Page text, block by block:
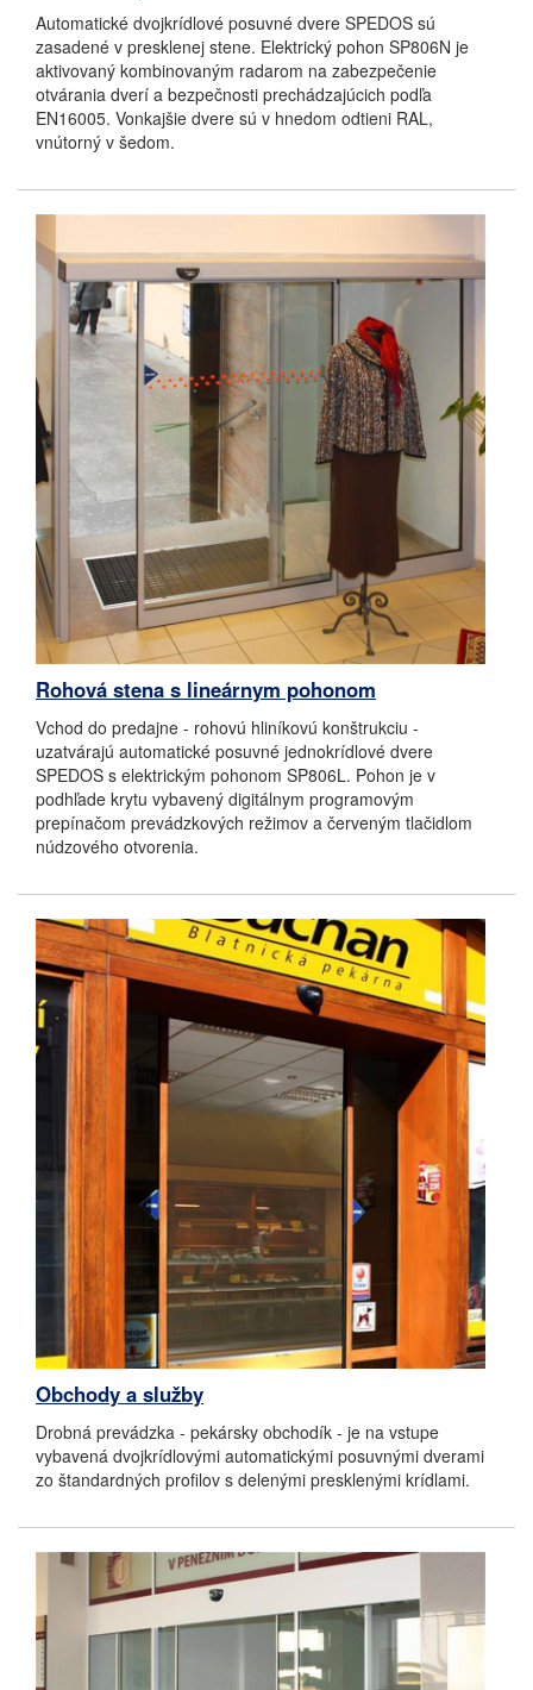
Automatické dvojkrídlové posuvné dvere SPEDOS sú
zasadené v presklenej stene. Elektrický pohon SP806N je
aktivovaný kombinovaným radarom na zabezpečenie
otvárania dverí a bezpečnosti prechádzajúcich podľa
EN16005. Vonkajšie dvere sú v hnedom odtieni RAL,
vnútorný v šedom.
Rohová stena s lineárnym pohonom
Vchod do predajne - rohovú hliníkovú konštrukciu -
uzatvárajú automatické posuvné jednokrídlové dvere
SPEDOS s elektrickým pohonom SP806L. Pohon je v
podhľade krytu vybavený digitálnym programovým
prepínačom prevádzkových režimov a červeným tlačidlom
núdzového otvorenia.
Obchody a služby
Drobná prevádzka - pekársky obchodík - je na vstupe
vybavená dvojkrídlovými automatickými posuvnými dverami
zo štandardných profilov s delenými presklenými krídlami.